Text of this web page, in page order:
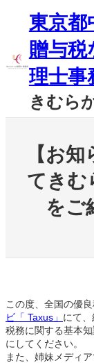
キ
東京都
贈与
理士事
きむら
【お
てきむ
をご
この度、全国の優
ビ「 Taxus」 にて、
税務に関する基本
にしてください。
また、姉妹メディ